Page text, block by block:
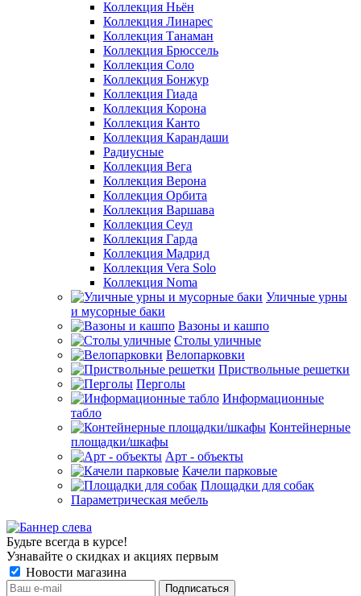
Коллекция Ньён
Коллекция Линарес
Коллекция Танаман
Коллекция Брюссель
Коллекция Соло
Коллекция Бонжур
Коллекция Гиада
Коллекция Корона
Коллекция Канто
Коллекция Карандаши
Радиусные
Коллекция Вега
Коллекция Верона
Коллекция Орбита
Коллекция Варшава
Коллекция Сеул
Коллекция Гарда
Коллекция Мадрид
Коллекция Vera Solo
Коллекция Noma
Уличные урны
и мусорные баки
Вазоны и кашпо
Столы уличные
Велопарковки
Приствольные решетки
Перголы
Информационные
табло
Контейнерные
площадки/шкафы
Арт - объекты
Качели парковые
Площадки для собак
Параметрическая мебель
Будьте всегда в курсе!
Узнавайте о скидках и акциях первым
Новости магазина